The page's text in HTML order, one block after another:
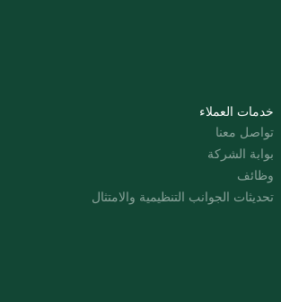
خدمات العملاء
تواصل معنا
بوابة الشركة
وظائف
تحديثات الجوانب التنظيمية والامتثال